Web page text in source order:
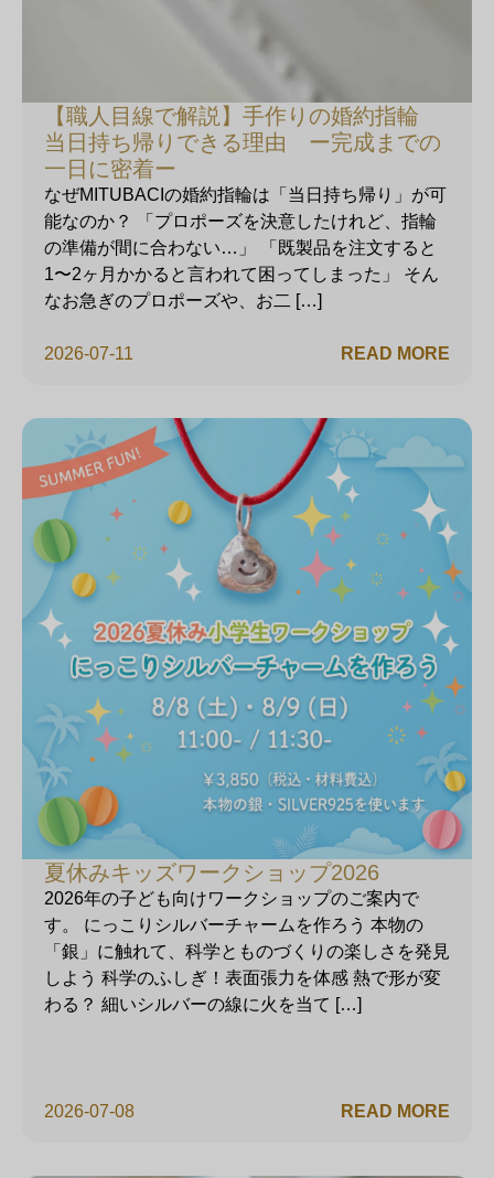
【職人目線で解説】手作りの婚約指輪
当日持ち帰りできる理由 ー完成までの
一日に密着ー
2026-07-11
なぜMITUBACIの婚約指輪は「当日持ち帰り」が可
能なのか？ 「プロポーズを決意したけれど、指輪
の準備が間に合わない…」 「既製品を注文すると
1〜2ヶ月かかると言われて困ってしまった」 そん
なお急ぎのプロポーズや、お二 […]
READ MORE
夏休みキッズワークショップ2026
2026-07-08
2026年の子ども向けワークショップのご案内で
す。 にっこりシルバーチャームを作ろう 本物の
「銀」に触れて、科学とものづくりの楽しさを発見
しよう 科学のふしぎ！表面張力を体感 熱で形が変
わる？ 細いシルバーの線に火を当て […]
READ MORE